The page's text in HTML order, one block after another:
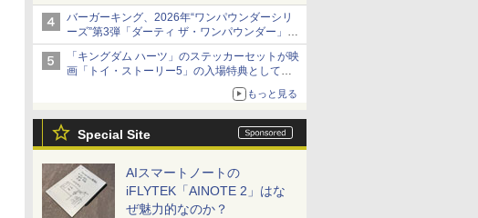
付き
Netflixから公式回答あり
バーガーキング、2026年“ワンパウンダーシリ
ーズ”第3弾「ダーティ ザ・ワンパウンダー」を
8月7日発売
「特製ガーリックマヨソース」を使用した超大
型チーズバーガー
「キングダム ハーツ」のステッカーセットが映
画「トイ・ストーリー5」の入場特典として配
本日8月7日より先着・数量限定で配布
もっと見る
Special Site
AIスマートノートの
iFLYTEK「AINOTE 2」はな
ぜ魅力的なのか？